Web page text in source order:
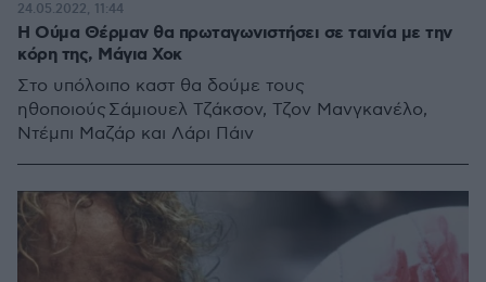
H Ούμα Θέρμαν θα πρωταγωνιστήσει σε ταινία με την
κόρη της, Μάγια Χοκ
Στο υπόλοιπο καστ θα δούμε τους
ηθοποιούς Σάμιουελ Τζάκσον, Τζον Μανγκανέλο,
Ντέμπι Μαζάρ και Λάρι Πάιν
24.05.2022, 11:44